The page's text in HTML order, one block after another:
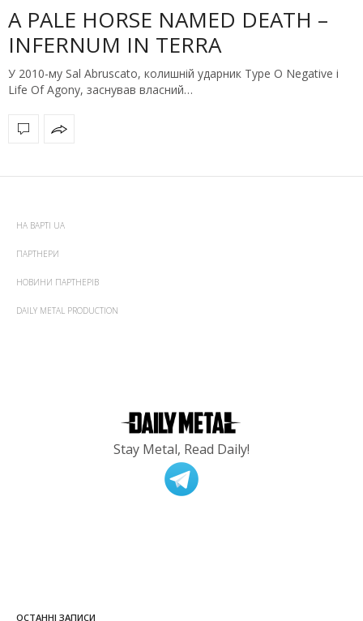
A PALE HORSE NAMED DEATH –
INFERNUM IN TERRA
У 2010-му Sal Abruscato, колишній ударник Type O Negative і
Life Of Agony, заснував власний…
НА ВАРТІ UA
ПАРТНЕРИ
НОВИНИ ПАРТНЕРІВ
DAILY METAL PRODUCTION
Stay Metal, Read Daily!
ОСТАННІ ЗАПИСИ